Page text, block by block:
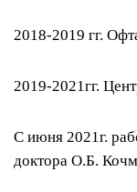
2018-2019 гг.
2019-2021гг.
С июня 2021г.
доктора О.Б.